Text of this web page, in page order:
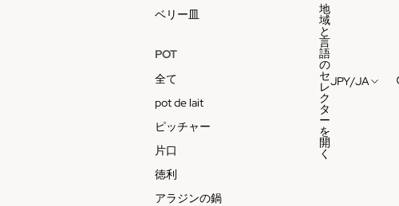
ベリー皿
POT
全て
pot de lait
ピッチャー
片口
徳利
アラジンの鍋
地
域
と
言
語
の
セ
レ
ク
タ
ー
を
開
く
JPY/JA